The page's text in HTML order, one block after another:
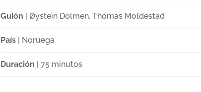
Guión | Øystein Dolmen, Thomas Moldestad
País| Noruega
Duración | 75 minutos